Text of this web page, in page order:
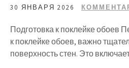
30 ЯНВАРЯ 2026
Подготовка к поклейке обоев
к поклейке обоев, важно
поверхность стен. Это